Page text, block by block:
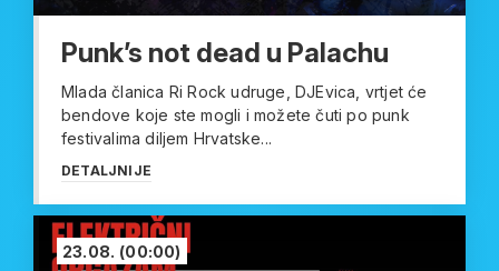
Punk’s not dead u Palachu
Mlada članica Ri Rock udruge, DJEvica, vrtjet će
bendove koje ste mogli i možete čuti po punk
festivalima diljem Hrvatske...
DETALJNIJE
23.08. (00:00)